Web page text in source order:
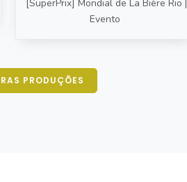
[SuperPrix] Mondial de La Bière Rio |
Evento
PRODUÇÕES